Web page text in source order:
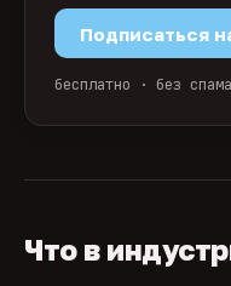
Подписаться
бесплатно · без
Что в